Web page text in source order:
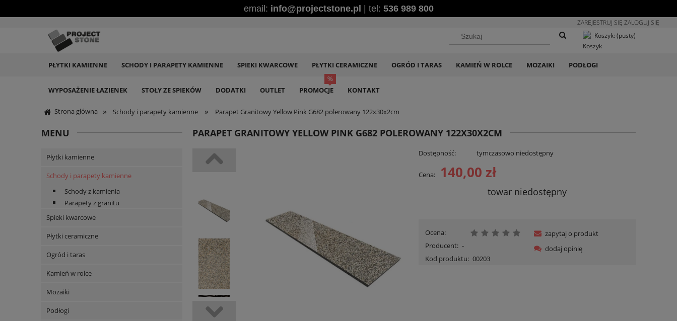
email: info@projectstone.pl | tel: 536 989 800
ZAREJESTRUJ SIĘ ZALOGUJ SIĘ
Koszyk: (pusty)
PŁYTKI KAMIENNE SCHODY I PARAPETY KAMIENNE SPIEKI KWARCOWE PŁYTKI CERAMICZNE OGRÓD I TARAS KAMIEŃ W ROLCE MOZAIKI PODŁOGI
WYPOSAŻENIE ŁAZIENEK STOŁY ZE SPIEKÓW DODATKI OUTLET PROMOCJE KONTAKT
Strona główna » Schody i parapety kamienne » Parapet Granitowy Yellow Pink G682 polerowany 122x30x2cm
MENU
Płytki kamienne
Schody i parapety kamienne
Schody z kamienia
Parapety z granitu
Spieki kwarcowe
Płytki ceramiczne
Ogród i taras
Kamień w rolce
Mozaiki
Podłogi
PARAPET GRANITOWY YELLOW PINK G682 POLEROWANY 122X30X2CM
Dostępność: tymczasowo niedostępny
Cena: 140,00 zł
towar niedostępny
Ocena:
Producent: -
Kod produktu: 00203
zapytaj o produkt
dodaj opinię